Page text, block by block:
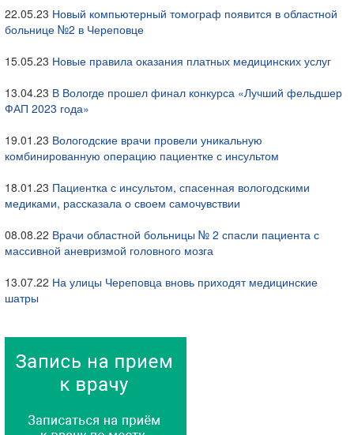
22.05.23 Новый компьютерный томограф появится в областной
больнице №2 в Череповце
15.05.23 Новые правила оказания платных медицинских услуг
13.04.23 В Вологде прошел финал конкурса «Лучший фельдшер
ФАП 2023 года»
19.01.23 Вологодские врачи провели уникальную
комбинированную операцию пациентке с инсультом
18.01.23 Пациентка с инсультом, спасенная вологодскими
медиками, рассказала о своем самочувствии
08.08.22 Врачи областной больницы № 2 спасли пациента с
массивной аневризмой головного мозга
13.07.22 На улицы Череповца вновь приходят медицинские
шатры